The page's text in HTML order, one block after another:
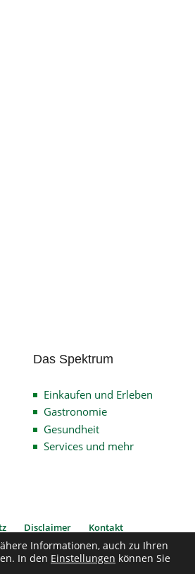
Das Spektrum
Einkaufen und Erleben
Gastronomie
Gesundheit
Services und mehr
Disclaimer Kontakt
| Alle Rechte vorbehalten
Informationen, auch zu Ihren
In den Einstellungen können Sie